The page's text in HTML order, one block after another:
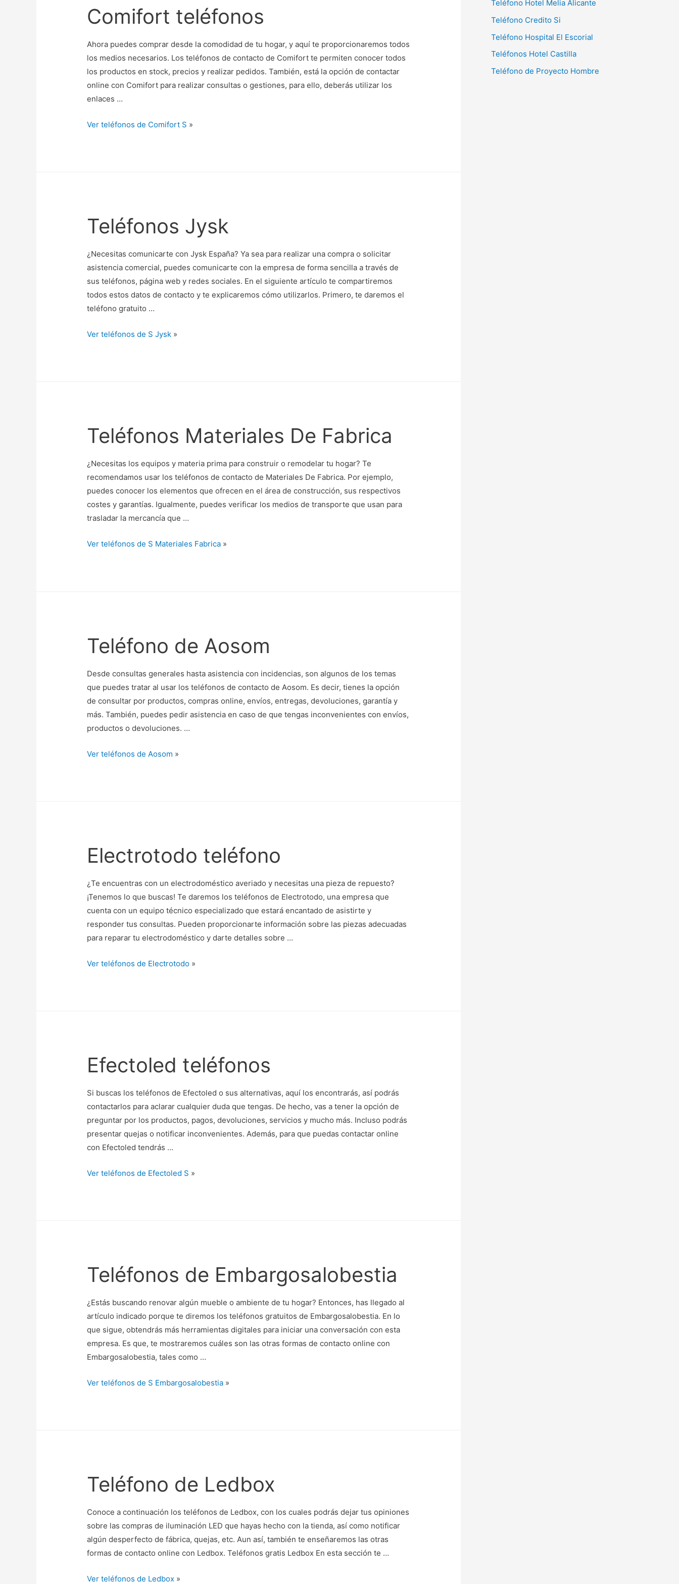
Comifort teléfonos
Ahora puedes comprar desde la comodidad de tu hogar, y aquí te proporcionaremos todos
los medios necesarios. Los teléfonos de contacto de Comifort te permiten conocer todos
los productos en stock, precios y realizar pedidos. También, está la opción de contactar
online con Comifort para realizar consultas o gestiones, para ello, deberás utilizar los
enlaces …
Ver teléfonos de Comifort S »
Teléfonos Jysk
¿Necesitas comunicarte con Jysk España? Ya sea para realizar una compra o solicitar
asistencia comercial, puedes comunicarte con la empresa de forma sencilla a través de
sus teléfonos, página web y redes sociales. En el siguiente artículo te compartiremos
todos estos datos de contacto y te explicaremos cómo utilizarlos. Primero, te daremos el
teléfono gratuito …
Ver teléfonos de S Jysk »
Teléfonos Materiales De Fabrica
¿Necesitas los equipos y materia prima para construir o remodelar tu hogar? Te
recomendamos usar los teléfonos de contacto de Materiales De Fabrica. Por ejemplo,
puedes conocer los elementos que ofrecen en el área de construcción, sus respectivos
costes y garantías. Igualmente, puedes verificar los medios de transporte que usan para
trasladar la mercancía que …
Ver teléfonos de S Materiales Fabrica »
Teléfono de Aosom
Desde consultas generales hasta asistencia con incidencias, son algunos de los temas
que puedes tratar al usar los teléfonos de contacto de Aosom. Es decir, tienes la opción
de consultar por productos, compras online, envíos, entregas, devoluciones, garantía y
más. También, puedes pedir asistencia en caso de que tengas inconvenientes con envíos,
productos o devoluciones. …
Ver teléfonos de Aosom »
Electrotodo teléfono
¿Te encuentras con un electrodoméstico averiado y necesitas una pieza de repuesto?
¡Tenemos lo que buscas! Te daremos los teléfonos de Electrotodo, una empresa que
cuenta con un equipo técnico especializado que estará encantado de asistirte y
responder tus consultas. Pueden proporcionarte información sobre las piezas adecuadas
para reparar tu electrodoméstico y darte detalles sobre …
Ver teléfonos de Electrotodo »
Efectoled teléfonos
Si buscas los teléfonos de Efectoled o sus alternativas, aquí los encontrarás, así podrás
contactarlos para aclarar cualquier duda que tengas. De hecho, vas a tener la opción de
preguntar por los productos, pagos, devoluciones, servicios y mucho más. Incluso podrás
presentar quejas o notificar inconvenientes. Además, para que puedas contactar online
con Efectoled tendrás …
Ver teléfonos de Efectoled S »
Teléfonos de Embargosalobestia
¿Estás buscando renovar algún mueble o ambiente de tu hogar? Entonces, has llegado al
artículo indicado porque te diremos los teléfonos gratuitos de Embargosalobestia. En lo
que sigue, obtendrás más herramientas digitales para iniciar una conversación con esta
empresa. Es que, te mostraremos cuáles son las otras formas de contacto online con
Embargosalobestia, tales como …
Ver teléfonos de S Embargosalobestia »
Teléfono de Ledbox
Conoce a continuación los teléfonos de Ledbox, con los cuales podrás dejar tus opiniones
sobre las compras de iluminación LED que hayas hecho con la tienda, así como notificar
algún desperfecto de fábrica, quejas, etc. Aun así, también te enseñaremos las otras
formas de contacto online con Ledbox. Teléfonos gratis Ledbox En esta sección te …
Ver teléfonos de Ledbox »
Teléfono Hotel Melia Alicante
Teléfono Credito Si
Teléfono Hospital El Escorial
Teléfonos Hotel Castilla
Teléfono de Proyecto Hombre